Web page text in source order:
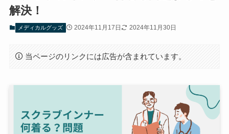
解決！
メディカルグッズ 2024年11月17日 2024年11月30日
当ページのリンクには広告が含まれています。